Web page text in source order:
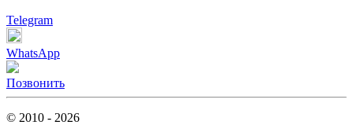
Telegram
WhatsApp
Позвонить
© 2010 - 2026